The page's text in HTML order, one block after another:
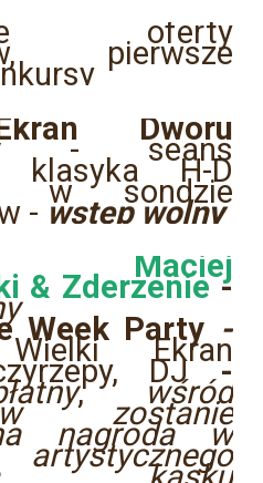
oferty
pierwsze
Dworu
- seans
klasyka H-D
w sondzie
- wstęp wolny
Maciej
& Zderzenie-
Week Party -
Ekran
DJ-
, wśród
zostanie
nagroda w